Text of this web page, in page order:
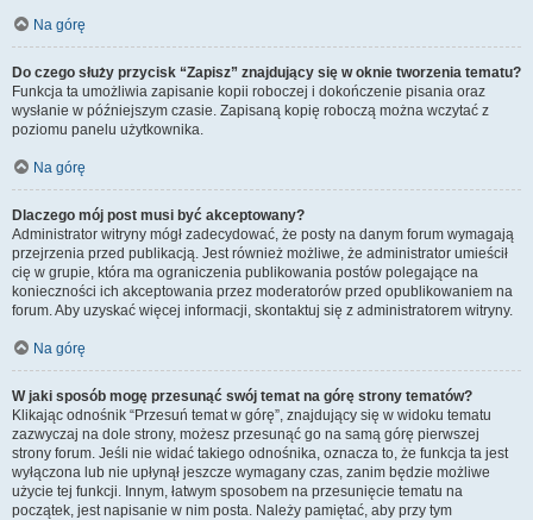
Na górę
Do czego służy przycisk “Zapisz” znajdujący się w oknie tworzenia tematu?
Funkcja ta umożliwia zapisanie kopii roboczej i dokończenie pisania oraz
wysłanie w późniejszym czasie. Zapisaną kopię roboczą można wczytać z
poziomu panelu użytkownika.
Na górę
Dlaczego mój post musi być akceptowany?
Administrator witryny mógł zadecydować, że posty na danym forum wymagają
przejrzenia przed publikacją. Jest również możliwe, że administrator umieścił
cię w grupie, która ma ograniczenia publikowania postów polegające na
konieczności ich akceptowania przez moderatorów przed opublikowaniem na
forum. Aby uzyskać więcej informacji, skontaktuj się z administratorem witryny.
Na górę
W jaki sposób mogę przesunąć swój temat na górę strony tematów?
Klikając odnośnik “Przesuń temat w górę”, znajdujący się w widoku tematu
zazwyczaj na dole strony, możesz przesunąć go na samą górę pierwszej
strony forum. Jeśli nie widać takiego odnośnika, oznacza to, że funkcja ta jest
wyłączona lub nie upłynął jeszcze wymagany czas, zanim będzie możliwe
użycie tej funkcji. Innym, łatwym sposobem na przesunięcie tematu na
początek, jest napisanie w nim posta. Należy pamiętać, aby przy tym